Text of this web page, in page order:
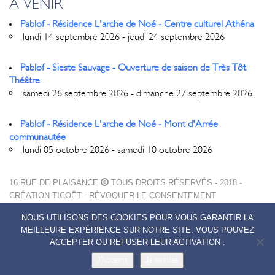
À VENIR
Pablof - Résidence L'arche de Noé - Centre culturel Athéna
lundi 14 septembre 2026 - jeudi 24 septembre 2026
Pablof - Sieste Sauvage - Ouverture de saison de Très Tôt
Théâtre
samedi 26 septembre 2026 - dimanche 27 septembre 2026
Pablof - Résidence L'arche de Noé - Mont d'Arrée
communautée
lundi 05 octobre 2026 - samedi 10 octobre 2026
16 RUE DE PLAISANCE
TOUS DROITS RÉSERVÉS - 2018 -
CRÉATION TICOËT - RÉVOQUER LE CONSENTEMENT
MENTIONS LÉGALES
POLITIQUE DE CONFIDENTIALITÉ
NOUS UTILISONS DES COOKIES POUR VOUS GARANTIR LA
MEILLEURE EXPÉRIENCE SUR NOTRE SITE. VOUS POUVEZ
ACCEPTER OU REFUSER LEUR ACTIVATION :